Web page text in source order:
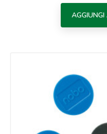
AGGIUNGI